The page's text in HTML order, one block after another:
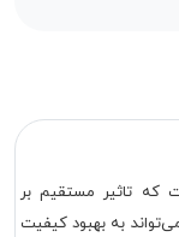
که تاثیر مستقیم بر
به بهبود کیفیت